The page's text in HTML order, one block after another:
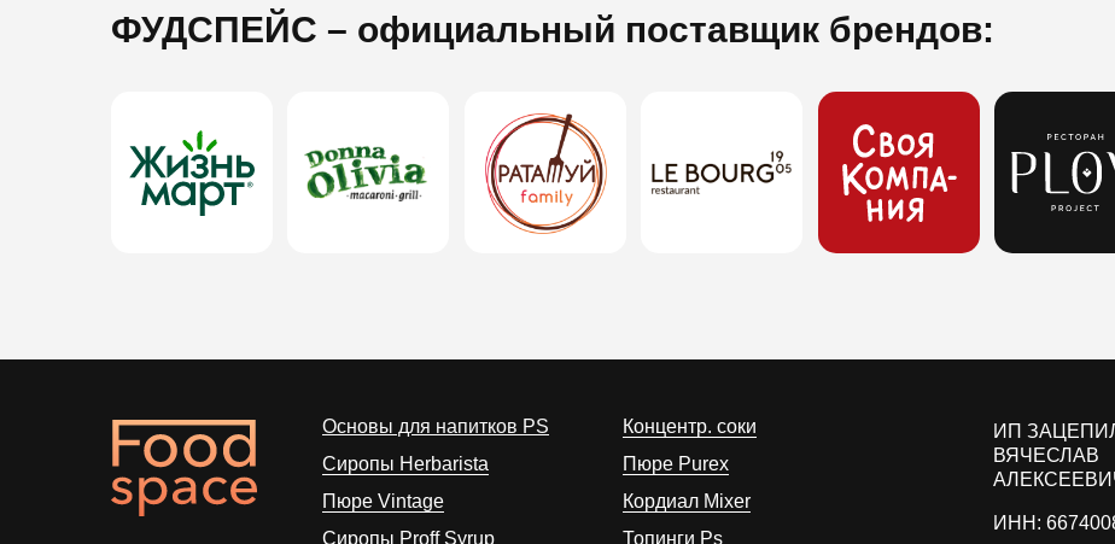
ФУДСПЕЙС – официальный поставщик брендов:
ИП
ВЯЧЕСЛАВ
ИНН:
Основы для напитков PS
Сиропы Herbarista
Пюре Vintage
Cиропы Proff Syrup
Концентр. соки
Пюре Purex
Кордиал Mixer
Топинги Ps